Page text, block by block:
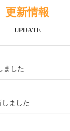
更新情報
UPDATE
ました
ました